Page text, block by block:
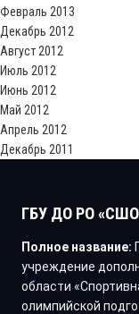
Февраль 2013
Декабрь 2012
Август 2012
Июль 2012
Июнь 2012
Май 2012
Апрель 2012
Декабрь 2011
ГБУ ДО РО
Полное название:
учреждение
области
олимпийской